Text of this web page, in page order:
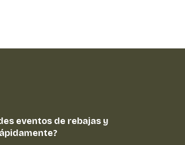
eventos de rebajas y